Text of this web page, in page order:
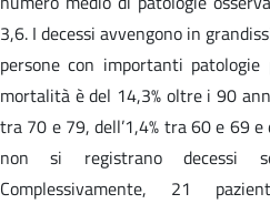
3,6. I decessi avvengono in
persone con importanti
mortalità è del 14,3% oltre i 90
tra 70 e 79, dell’1,4% tra 60 e 69
non si registrano decessi
Complessivamente, 21